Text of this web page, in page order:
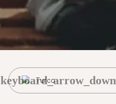
Turco
keyboard_arrow_down